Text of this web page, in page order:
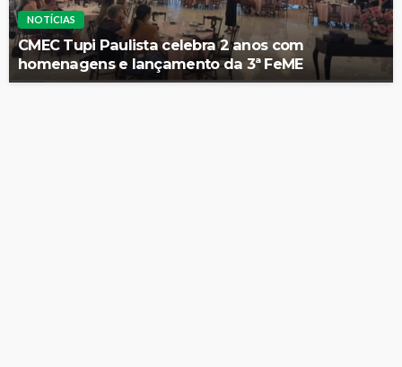
NOTÍCIAS
CMEC Tupi Paulista celebra 2 anos com
homenagens e lançamento da 3ª FeME